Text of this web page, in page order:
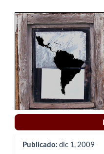
Barra
lateral
del
artículo
Publicado: dic 1, 2009